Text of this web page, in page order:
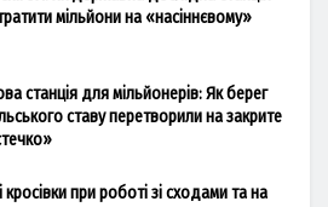
мільйони на «насіннєвому»
станція для мільйонерів: Як берег
ставу перетворили на закрите
кросівки при роботі зі сходами та на